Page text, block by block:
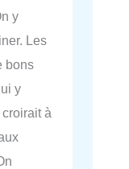
y
Les
bons
y
à